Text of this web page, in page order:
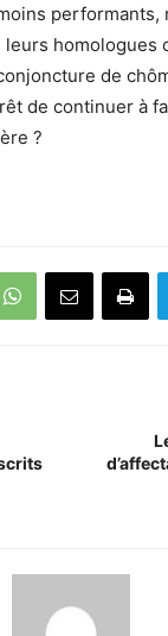
performants,
homologues
de
de continuer à
?